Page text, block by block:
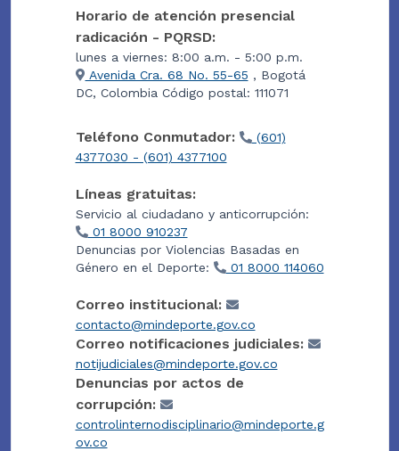
Horario de atención presencial
radicación - PQRSD:
lunes a viernes: 8:00 a.m. - 5:00 p.m.
Avenida Cra. 68 No. 55-65 , Bogotá
DC, Colombia Código postal: 111071
Teléfono Conmutador:
(601)
4377030 - (601) 4377100
Líneas gratuitas:
Servicio al ciudadano y anticorrupción:
01 8000 910237
Denuncias por Violencias Basadas en
Género en el Deporte:
01 8000 114060
Correo institucional:
contacto@mindeporte.gov.co
Correo notificaciones judiciales:
notijudiciales@mindeporte.gov.co
Denuncias por actos de
corrupción:
controlinternodisciplinario@mindeporte.g
ov.co